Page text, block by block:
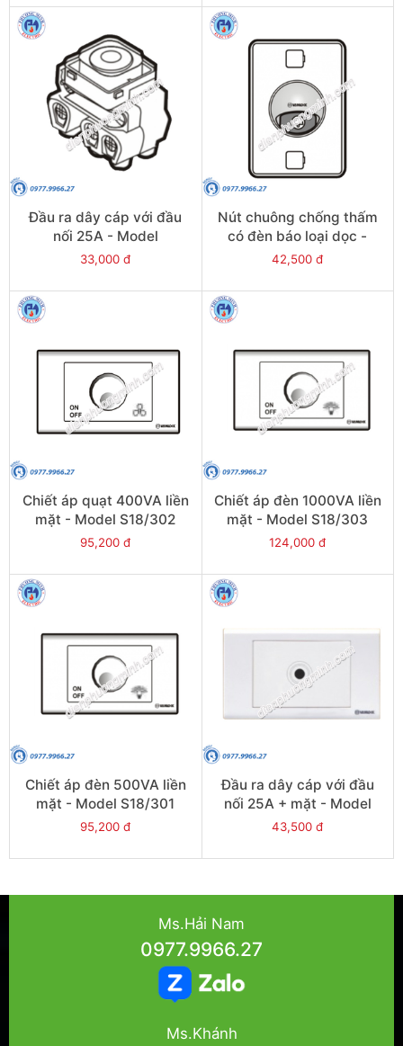
Đầu ra dây cáp với đầu
nối 25A - Model
S18/38TB
33,000 đ
Nút chuông chống thấm
có đèn báo loại dọc -
Model WBL/V
42,500 đ
Chiết áp quạt 400VA liền
mặt - Model S18/302
95,200 đ
Chiết áp đèn 1000VA liền
mặt - Model S18/303
124,000 đ
Chiết áp đèn 500VA liền
mặt - Model S18/301
95,200 đ
Đầu ra dây cáp với đầu
nối 25A + mặt - Model
S18/31TB
43,500 đ
Ms.Hải Nam
0977.9966.27
Ms.Khánh